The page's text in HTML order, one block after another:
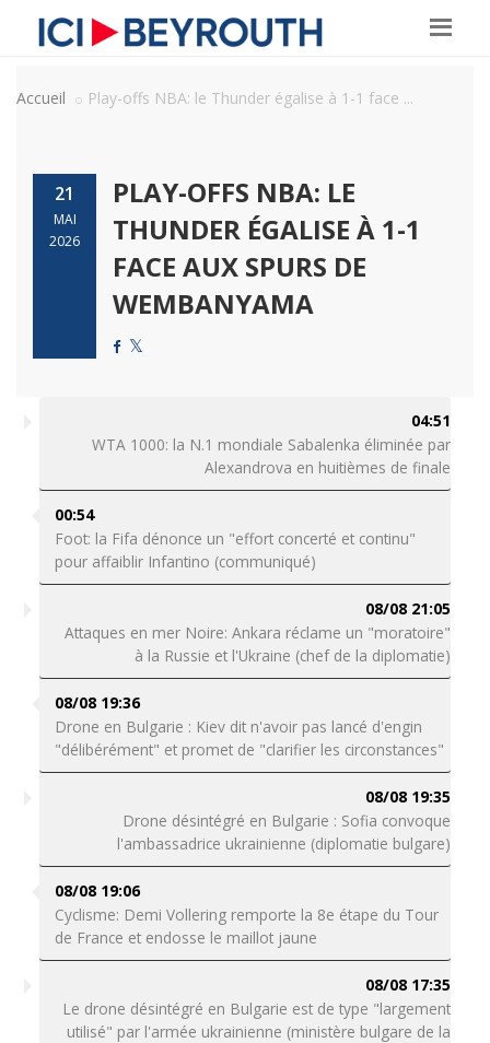
Accueil Play-offs NBA: le Thunder égalise à 1-1 face ...
21
MAI
2026
PLAY-OFFS NBA: LE
THUNDER ÉGALISE À 1-1
FACE AUX SPURS DE
WEMBANYAMA
04:51
WTA 1000: la N.1 mondiale Sabalenka éliminée par
Alexandrova en huitièmes de finale
00:54
Foot: la Fifa dénonce un "effort concerté et continu"
pour affaiblir Infantino (communiqué)
08/08 21:05
Attaques en mer Noire: Ankara réclame un "moratoire"
à la Russie et l'Ukraine (chef de la diplomatie)
08/08 19:36
Drone en Bulgarie : Kiev dit n'avoir pas lancé d'engin
"délibérément" et promet de "clarifier les circonstances"
08/08 19:35
Drone désintégré en Bulgarie : Sofia convoque
l'ambassadrice ukrainienne (diplomatie bulgare)
08/08 19:06
Cyclisme: Demi Vollering remporte la 8e étape du Tour
de France et endosse le maillot jaune
08/08 17:35
Le drone désintégré en Bulgarie est de type "largement
utilisé" par l'armée ukrainienne (ministère bulgare de la